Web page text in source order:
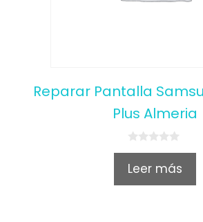
Reparar Pantalla
Plus Almeria
0
u
Leer más